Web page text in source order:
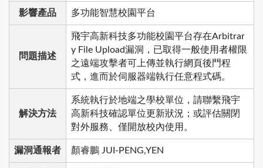
影響產品 多功能智慧校園平台
問題描述
飛宇高新科技多功能校園平台存在Arbitrar
y File Upload漏洞，已取得一般使用者權限
之遠端攻擊者可上傳並執行網頁後門程
式，進而於伺服器端執行任意程式碼。
解決方法
系統執行於地端之學校單位，請聯繫飛宇
高新科技確認單位更新狀況；或評估關閉
對外服務、僅開放校內使用。
漏洞通報者 顏睿鵬 JUI-PENG,YEN